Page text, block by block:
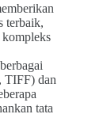
terbaik,
TIFF) dan
tata